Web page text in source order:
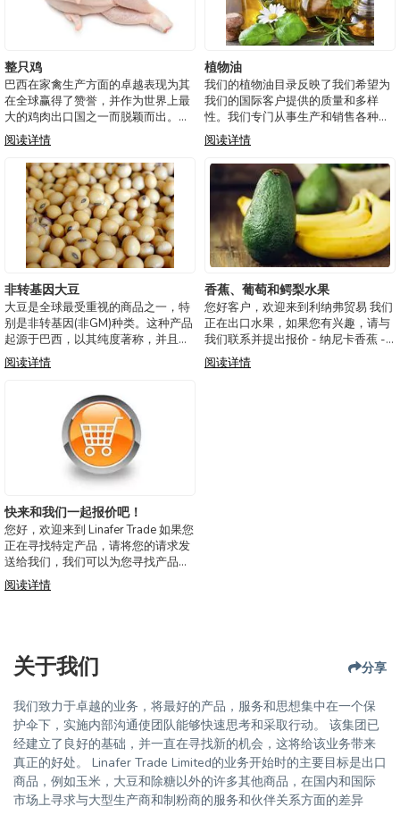
整只鸡
巴西在家禽生产方面的卓越表现为其
在全球赢得了赞誉，并作为世界上最
大的鸡肉出口国之一而脱颖而出。我
们的传统和对质量的承诺使我们能够
提供高标准的产品，满足最苛刻市场
的期望。整只鸡，重量在2000至
2300克之间，是我们的明星产品之
一。每只鸟都经
阅读详情
植物油
我们的植物油目录反映了我们希望为
我们的国际客户提供的质量和多样
性。我们专门从事生产和销售各种
油，包括大豆，玉米，菜籽，葵花籽
和棕榈油。这些产品按照最高的质量
标准进行提取和处理，确保满足每个
客户的特定需求和全球市场的要求。
从五个集装箱开始，
阅读详情
非转基因大豆
大豆是全球最受重视的商品之一，特
别是非转基因(非GM)种类。这种产品
起源于巴西，以其纯度著称，并且供
人食用的需求非常大。由于其无可质
疑的质量和营养益处，它是那些追求
说，我们提供的大豆是非GM，并符
合出口质量标准
阅读详情
香蕉、葡萄和鳄梨水果
您好客户，欢迎来到利纳弗贸易 我们
正在出口水果，如果您有兴趣，请与
我们联系并提出报价 - 纳尼卡香蕉 -
葡萄 -鳄梨 我们的工作量从42吨起。
付款方式 ; 从42吨到300只转移
阅读详情
快来和我们一起报价吧！
您好，欢迎来到 Linafer Trade 如果您
正在寻找特定产品，请将您的请求发
送给我们，我们可以为您寻找产品。
我们服务于国外和国内市场。 不要犹
豫与我们联系！
阅读详情
关于我们 分享
我们致力于卓越的业务，将最好的产品，服务和思想集中在一个保
护伞下，实施内部沟通使团队能够快速思考和采取行动。 该集团已
经建立了良好的基础，并一直在寻找新的机会，这将给该业务带来
真正的好处。 Linafer Trade Limited的业务开始时的主要目标是出口
商品，例如玉米，大豆和除糖以外的许多其他商品，在国内和国际
市场上寻求与大型生产商和制粉商的服务和伙伴关系方面的差异